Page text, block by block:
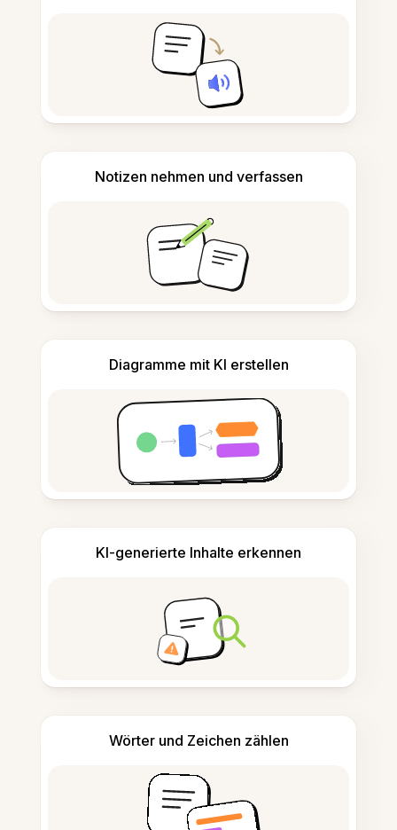
Notizen nehmen und verfassen
Diagramme mit KI erstellen
KI-generierte Inhalte erkennen
Wörter und Zeichen zählen